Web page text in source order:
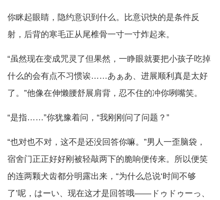
你眯起眼睛，隐约意识到什么。比意识快的是条件反
射，后背的寒毛正从尾椎骨一寸一寸炸起来。
“虽然现在变成咒灵了但果然，一睁眼就要把小孩子吃掉
什么的会有点不习惯诶……あぁあ、进展顺利真是太好
了。”他像在伸懒腰舒展肩背，忍不住的冲你咧嘴笑。
“是指……”你犹豫着问，“我刚刚问了问题？”
“也对也不对，这不是还没回答你嘛。”男人一歪脑袋，
宿舍门正正好好刚被轻敲两下的脆响便传来。所以便笑
的连两颗犬齿都分明露出来，“为什么总说‘时间不够
了’呢，はーい、现在这才是回答哦——ドゥドゥーっ、